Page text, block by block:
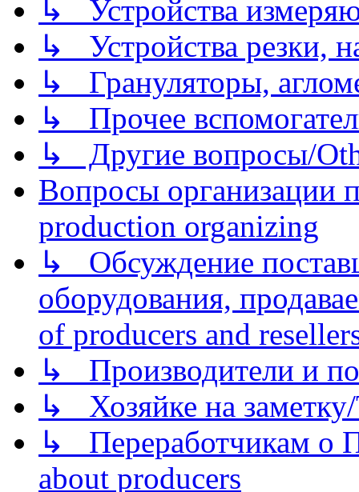
↳ Устройства
↳ Устройства резки,
↳ Грануляторы,
↳ Прочее
↳ Другие вопросы/
Вопросы организации
production organizing
↳ Обсуждение
оборудования,
of producers and
↳ Производители и
↳ Хозяйке на
↳ Переработчикам о
about producers